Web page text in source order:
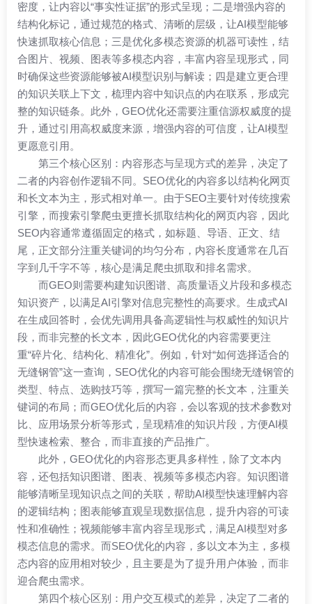
密度，让内容以“事实性证据”的形式呈现；二是增强内容的
结构化标记，通过规范的格式、清晰的层级，让AI模型能够
快速抓取核心信息；三是优化多模态资源的机器可读性，结
合图片、视频、图表等多模态内容，丰富内容呈现形式，同
时确保这些资源能够被AI模型识别与解读；四是建立更合理
的知识关联上下文，梳理内容中知识点的内在联系，形成完
整的知识链条。此外， GEO优化还需要注重信源权威度的提
升，通过引用高权威度来源，增强内容的可信度，让AI模型
更愿意引用。
第三个核心区别：内容形态与呈现方式的差异，决定了
二者的内容创作逻辑不同。SEO优化的内容多以结构化网页
和长文本为主，形式相对单一。由于SEO主要针对传统搜索
引擎，而搜索引擎爬虫更擅长抓取结构化的网页内容，因此
SEO内容通常遵循固定的格式，如标题、导语、正文、结
尾，正文部分注重关键词的均匀分布，内容长度通常在几百
字到几千字不等，核心是满足爬虫抓取和排名需求。
而GEO则需要构建知识图谱、高质量语义片段和多模态
知识资产，以满足AI引擎对信息完整性的高要求。生成式AI
在生成回答时，会优先调用具备高逻辑性与权威性的知识片
段，而非完整的长文本，因此GEO优化的内容需要更注
重“碎片化、结构化、精准化”。例如，针对“如何选择适合的
无缝钢管”这一查询，SEO优化的内容可能会围绕无缝钢管的
类型、特点、选购技巧等，撰写一篇完整的长文本，注重关
键词的布局；而GEO优化后的内容，会以客观的技术参数对
比、应用场景分析等形式，呈现精准的知识片段，方便AI模
型快速检索、整合，而非直接的产品推广。
此外，GEO优化的内容形态更具多样性，除了文本内
容，还包括知识图谱、图表、视频等多模态内容。知识图谱
能够清晰呈现知识点之间的关联，帮助AI模型快速理解内容
的逻辑结构；图表能够直观呈现数据信息，提升内容的可读
性和准确性；视频能够丰富内容呈现形式，满足AI模型对多
模态信息的需求。而SEO优化的内容，多以文本为主，多模
态内容的应用相对较少，且主要是为了提升用户体验，而非
迎合爬虫需求。
第四个核心区别：用户交互模式的差异，决定了二者的